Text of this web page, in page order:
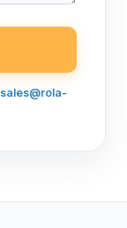
sales@rola-